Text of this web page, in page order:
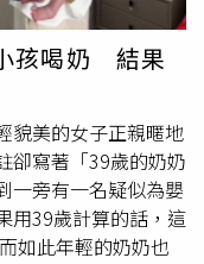
真是太妙了！媽媽就
為孩子著想。」璟
早上吵架，晚上又
對男友、老公哪有
，璟宣還大嘆自己角
雖然劇中何宜珊對母
是為了女兒著想，沒
一個男人，才能讓女
了何宜珊巴掌，拍
孩喝奶 結果
貌美的女子正親暱地
卻寫著「39歲的奶奶
一旁有一名疑似為嬰
用39歲計算的話，這
如此年輕的奶奶也